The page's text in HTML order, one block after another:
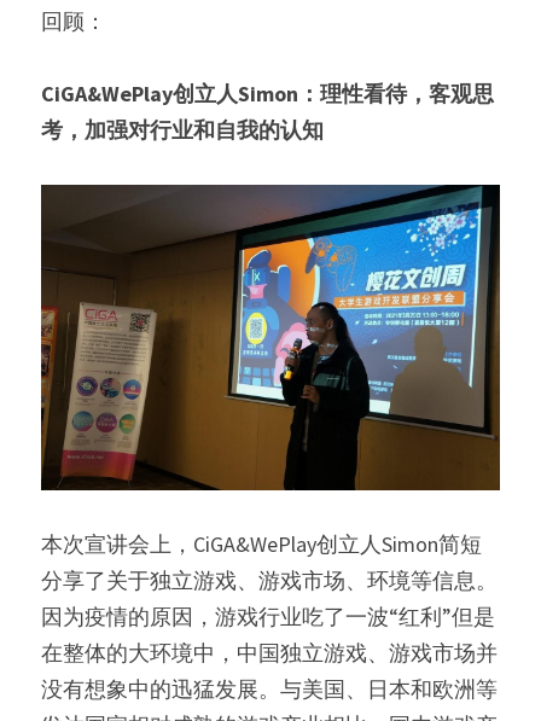
回顾：
CiGA&WePlay创立人Simon：理性看待，客观思
考，加强对行业和自我的认知
本次宣讲会上，CiGA&WePlay创立人Simon简短
分享了关于独立游戏、游戏市场、环境等信息。
因为疫情的原因，游戏行业吃了一波“红利”但是
在整体的大环境中，中国独立游戏、游戏市场并
没有想象中的迅猛发展。与美国、日本和欧洲等